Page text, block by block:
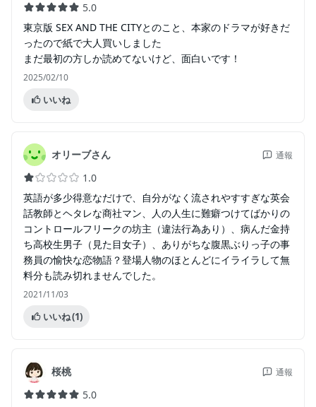
5.0
東京版 SEX AND THE CITYとのこと、本家のドラマが好きだ
ったので紙で大人買いしました
まだ最初の方しか読めてないけど、面白いです！
2025/02/10
いいね
オリーブさん 通報
1.0
英語が多少得意なだけで、自分がなく流されやすすぎな英会
話教師とヘタレな商社マン、人の人生に難癖つけてばかりの
コントロールフリークの坊主（違法行為あり）、病んだ金持
ち高校生男子（見た目女子）、ありがちな腹黒ぶりっ子の事
務員の愉快な恋物語？登場人物のほとんどにイライラして無
料分も読み切れませんでした。
2021/11/03
いいね(1)
桜桃 通報
5.0